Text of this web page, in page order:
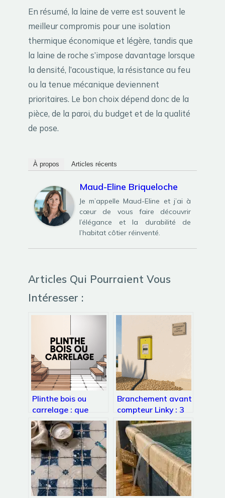
En résumé, la laine de verre est souvent le
meilleur compromis pour une isolation
thermique économique et légère, tandis que
la laine de roche s’impose davantage lorsque
la densité, l’acoustique, la résistance au feu
ou la tenue mécanique deviennent
prioritaires. Le bon choix dépend donc de la
pièce, de la paroi, du budget et de la qualité
de pose.
À propos Articles récents
Maud-Eline Briqueloche
Je m’appelle Maud-Eline et j’ai à
cœur de vous faire découvrir
l’élégance et la durabilité de
l’habitat côtier réinventé.
Articles Qui Pourraient Vous
Intéresser :
Plinthe bois ou
carrelage : que
choisir pour un
rendu harmonieux ?
Branchement avant
compteur Linky : 3
risques majeurs et
la norme NF C 14-
100 à respecter